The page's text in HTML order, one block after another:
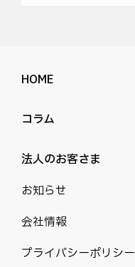
HOME
コラム
法人のお客さま
お知らせ
会社情報
プライバシーポリシー